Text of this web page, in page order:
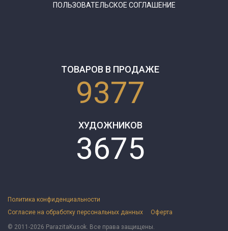
ПОЛЬЗОВАТЕЛЬСКОЕ СОГЛАШЕНИЕ
ТОВАРОВ В ПРОДАЖЕ
9377
ХУДОЖНИКОВ
3675
Политика конфиденциальности
Согласие на обработку персональных данных
Оферта
© 2011-2026 ParazitaKusok. Все права защищены.